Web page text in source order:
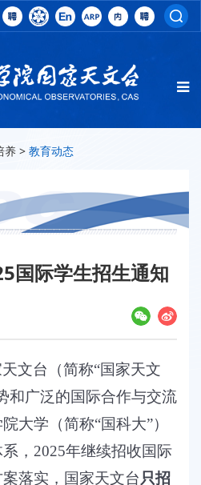
养 > 教育动态
国际学生招生通知
文台（简称“国家天文
和广泛的国际合作与交流
大学（简称“国科大”）
，2025年继续招收国际
落实，国家天文台只招